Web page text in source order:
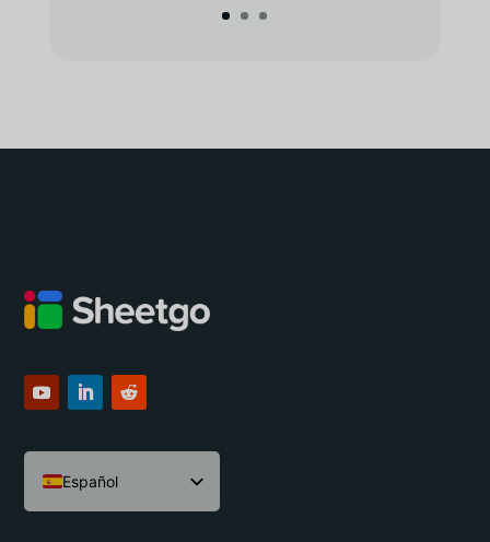
Español
English